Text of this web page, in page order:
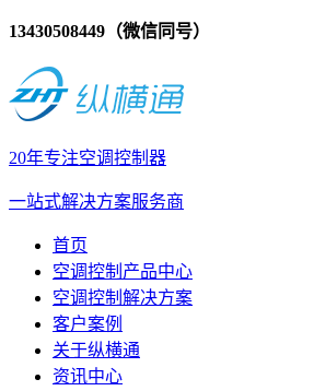
13430508449（微信同号）
20年专注空调控制器
一站式解决方案服务商
首页
空调控制产品中心
空调控制解决方案
客户案例
关于纵横通
资讯中心